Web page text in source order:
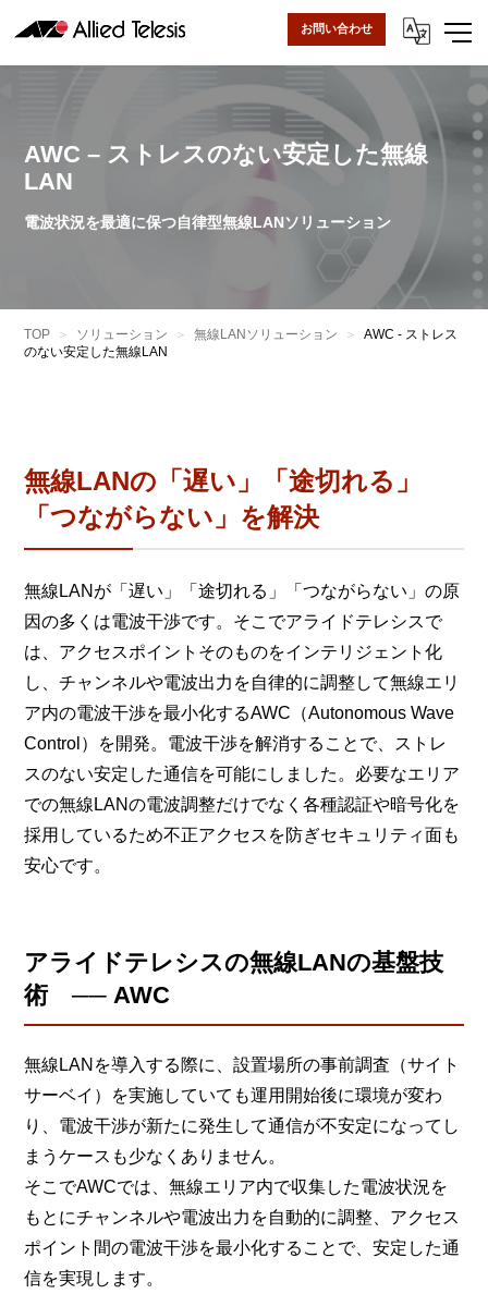
お問い合わせ
AWC – ストレスのない安定した無線
LAN
電波状況を最適に保つ自律型無線LANソリューション
TOP ソリューション 無線LANソリューション
AWC - ストレス
のない安定した無線LAN
無線LANの「遅い」「途切れる」
「つながらない」を解決
無線LANが「遅い」「途切れる」「つながらない」の原
因の多くは電波干渉です。そこでアライドテレシスで
は、アクセスポイントそのものをインテリジェント化
し、チャンネルや電波出力を自律的に調整して無線エリ
ア内の電波干渉を最小化するAWC（Autonomous Wave
Control）を開発。電波干渉を解消することで、ストレ
スのない安定した通信を可能にしました。必要なエリア
での無線LANの電波調整だけでなく各種認証や暗号化を
採用しているため不正アクセスを防ぎセキュリティ面も
安心です。
アライドテレシスの無線LANの基盤技
術 ── AWC
無線LANを導入する際に、設置場所の事前調査（サイト
サーベイ）を実施していても運用開始後に環境が変わ
り、電波干渉が新たに発生して通信が不安定になってし
まうケースも少なくありません。
そこでAWCでは、無線エリア内で収集した電波状況を
もとにチャンネルや電波出力を自動的に調整、アクセス
ポイント間の電波干渉を最小化することで、安定した通
信を実現します。